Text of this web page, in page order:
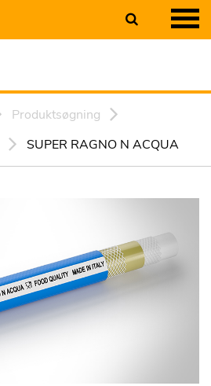
Produktsøgning
SUPER RAGNO N ACQUA